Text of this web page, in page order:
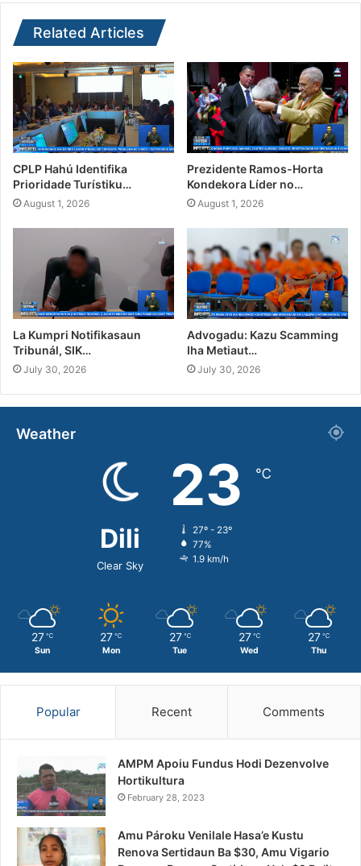
Related Articles
CPLP Hahú Identifika
Prioridade Turístiku…
August 1, 2026
Prezidente Ramos-Horta
Kondekora Líder no…
August 1, 2026
La Kumpri Notifikasaun
Tribunál, SIK…
July 30, 2026
Advogadu: Kazu Scamming
Iha Metiaut…
July 30, 2026
Weather
Dili
Clear Sky
23 ℃
27º - 23º
77%
1.9 km/h
27 ℃
Sun
27 ℃
Mon
27 ℃
Tue
27 ℃
Wed
27 ℃
Thu
Popular Recent Comments
AMPM Apoiu Fundus Hodi Dezenvolve
Hortikultura
February 28, 2023
Amu Pároku Venilale Hasa’e Kustu
Renova Sertidaun Ba $30, Amu Vigario